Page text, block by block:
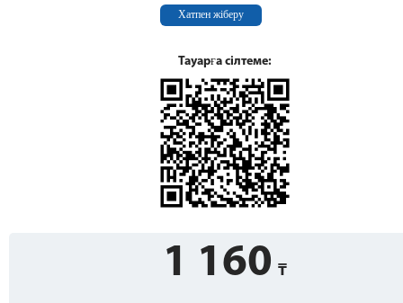
Хатпен жіберу
Тауарға сілтеме:
1 160